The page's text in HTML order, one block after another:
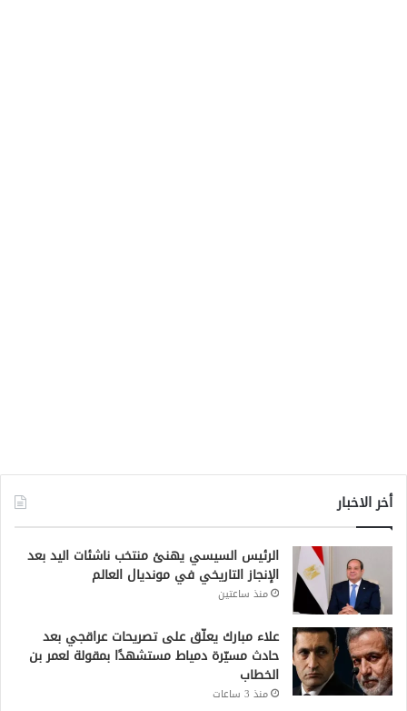
أخر الاخبار
الرئيس السيسي يهنئ منتخب ناشئات اليد بعد
الإنجاز التاريخي في مونديال العالم
منذ ساعتين
علاء مبارك يعلّق على تصريحات عراقجي بعد
حادث مسيّرة دمياط مستشهدًا بمقولة لعمر بن
الخطاب
منذ 3 ساعات